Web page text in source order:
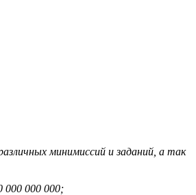
минимиссий и заданий, а так
000 000 000;